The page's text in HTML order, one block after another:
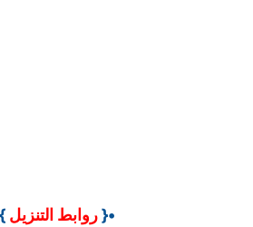
•{روابط التنزيل